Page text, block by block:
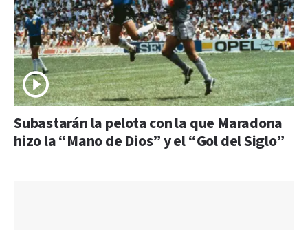
Subastarán la pelota con la que Maradona
hizo la “Mano de Dios” y el “Gol del Siglo”